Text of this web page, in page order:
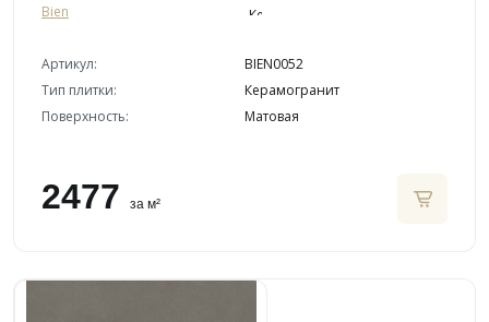
Bien
Артикул:
BIEN0052
Тип плитки:
Керамогранит
Поверхность:
Матовая
2477 за м²